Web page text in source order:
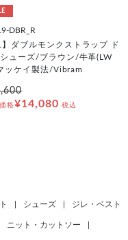
DBR_R
】ダブルモンクストラップ ド
ューズ/ブラウン/牛革(LW
ッケイ製法/Vibram
格¥14,080 税込
シューズ ジレ・ベスト
ニット・カットソー